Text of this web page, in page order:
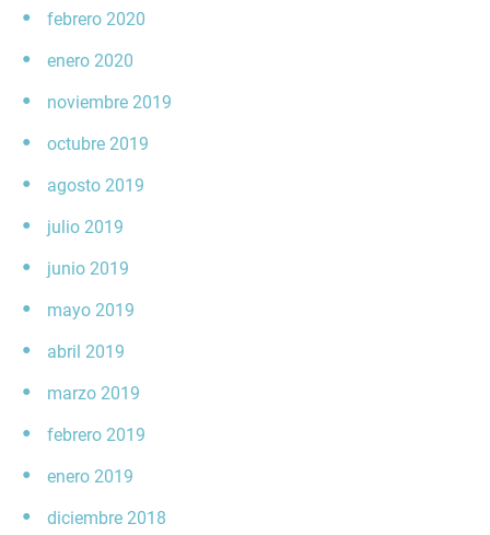
febrero 2020
enero 2020
noviembre 2019
octubre 2019
agosto 2019
julio 2019
junio 2019
mayo 2019
abril 2019
marzo 2019
febrero 2019
enero 2019
diciembre 2018